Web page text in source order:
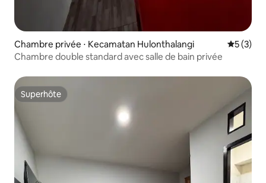
Chambre privée ⋅ Kecamatan Hulonthalangi
5 (3)
Chambre double standard avec salle de bain privée
Superhôte
Superhôte